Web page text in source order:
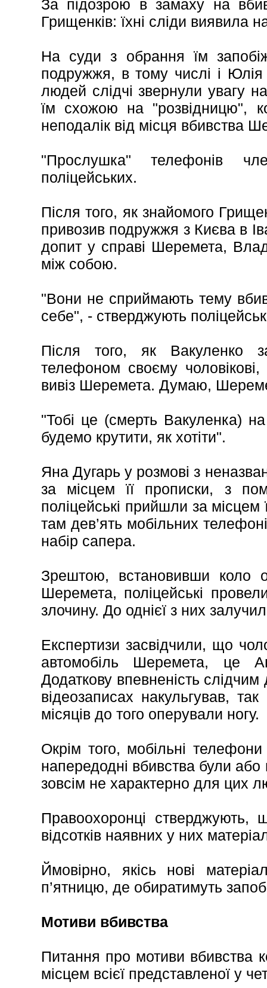
За підозрою в замаху на
Грищенків: їхні сліди виявила
На суди з обрання їм
подружжя, в тому числі і
людей слідчі звернули увагу
їм схожою на "розвідницю",
неподалік від місця вбивства
"Прослушка" телефонів
поліцейських.
Після того, як знайомого
привозив подружжя з Києва в
допит у справі Шеремета,
між собою.
"Вони не сприймають тему
себе", - стверджують
Після того, як Вакуленко
телефоном своєму
вивіз Шеремета. Думаю,
"Тобі це (смерть Вакуленка)
будемо крутити, як хотіти".
Яна Дугарь у розмові з
за місцем її прописки, з
поліцейські прийшли за
там дев’ять мобільних
набір сапера.
Зрештою, встановивши коло
Шеремета, поліцейські
злочину. До однієї з них
Експертизи засвідчили, що
автомобіль Шеремета, це
Додаткову впевненість
відеозаписах накульгував,
місяців до того оперували ногу.
Окрім того, мобільні
напередодні вбивства були
зовсім не характерно для цих
Правоохоронці
відсотків наявних у них
Ймовірно, якісь нові
п’ятницю, де обиратимуть
Мотиви вбивства
Питання про мотиви вбивства
місцем всієї представленої у